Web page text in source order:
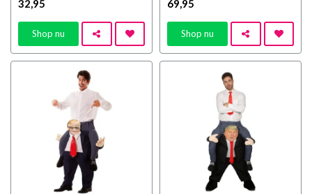
32,95
Shop nu
69,95
Shop nu